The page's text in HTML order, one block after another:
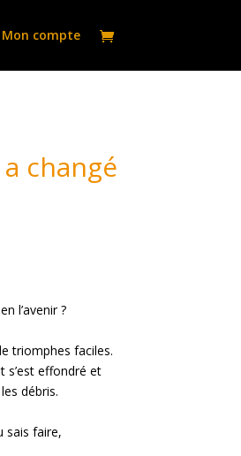
Mon compte
changé
l’avenir ?
triomphes faciles.
s’est effondré et
débris.
sais faire,